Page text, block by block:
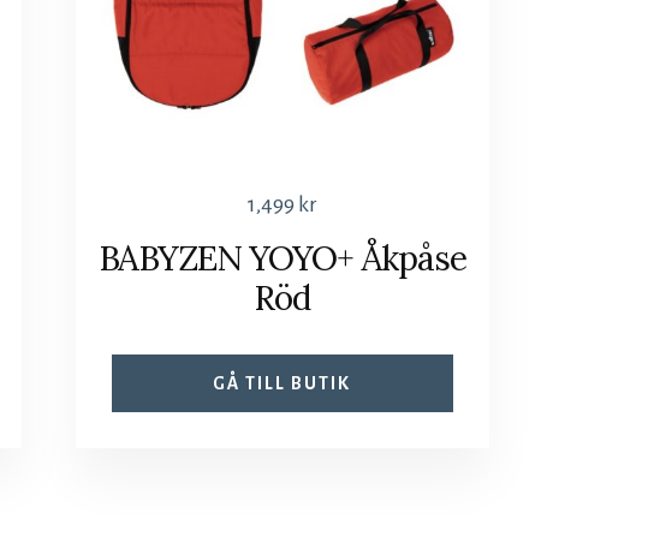
1,499 kr
BABYZEN YOYO+ Åkpåse
Röd
GÅ TILL BUTIK